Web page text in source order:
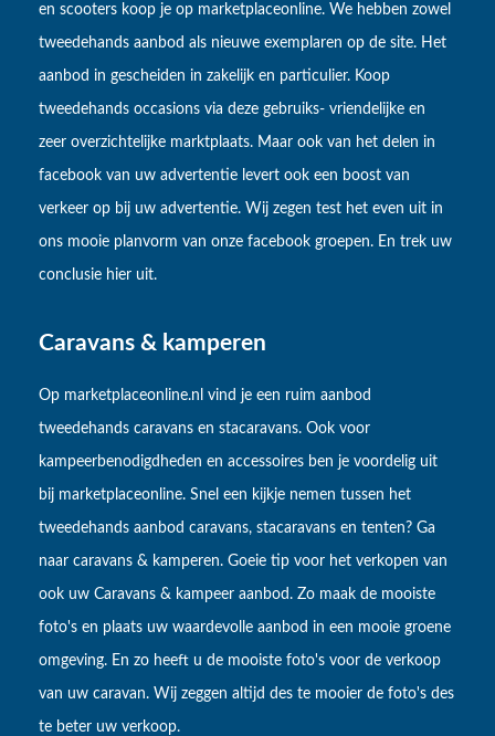
en scooters koop je op marketplaceonline. We hebben zowel
tweedehands aanbod als nieuwe exemplaren op de site. Het
aanbod in gescheiden in zakelijk en particulier. Koop
tweedehands occasions via deze gebruiks- vriendelijke en
zeer overzichtelijke marktplaats. Maar ook van het delen in
facebook van uw advertentie levert ook een boost van
verkeer op bij uw advertentie. Wij zegen test het even uit in
ons mooie planvorm van onze facebook groepen. En trek uw
conclusie hier uit.
Caravans & kamperen
Op marketplaceonline.nl vind je een ruim aanbod
tweedehands caravans en stacaravans. Ook voor
kampeerbenodigdheden en accessoires ben je voordelig uit
bij marketplaceonline. Snel een kijkje nemen tussen het
tweedehands aanbod caravans, stacaravans en tenten? Ga
naar caravans & kamperen. Goeie tip voor het verkopen van
ook uw Caravans & kampeer aanbod. Zo maak de mooiste
foto's en plaats uw waardevolle aanbod in een mooie groene
omgeving. En zo heeft u de mooiste foto's voor de verkoop
van uw caravan. Wij zeggen altijd des te mooier de foto's des
te beter uw verkoop.